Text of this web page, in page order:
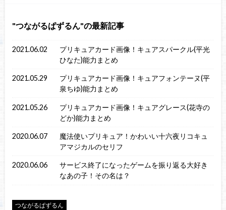
つながるぱずるん の最新記事
2021.06.02
プリキュアカード画像！キュアスパークル(平光
ひなた)能力まとめ
2021.05.29
プリキュアカード画像！キュアフォンテーヌ(平
泉ちゆ)能力まとめ
2021.05.26
プリキュアカード画像！キュアグレース(花寺の
どか)能力まとめ
2020.06.07
魔法使いプリキュア！かわいい十六夜リコキュ
アマジカルのセリフ
2020.06.06
サービス終了になったゲームを振り返る大好き
なあの子！その名は？
つながるぱずるん